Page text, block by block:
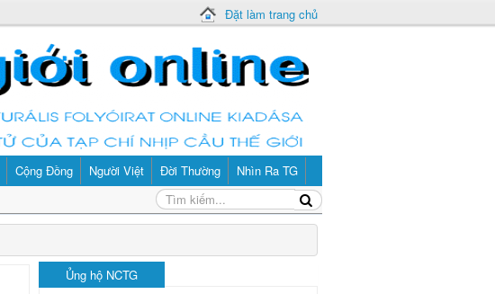
Đặt làm trang chủ
Cộng Đồng Người Việt Đời Thường Nhìn Ra TG
Ủng hộ NCTG